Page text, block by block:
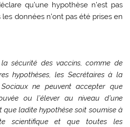
qu’une hypothèse n’est pas
données n’ont pas été prises en
sécurité des vaccins, comme de
hypothèses, les Secrétaires à la
ne peuvent accepter que
ou l’élever au niveau d’une
que ladite hypothèse soit soumise à
scientifique et que toutes les